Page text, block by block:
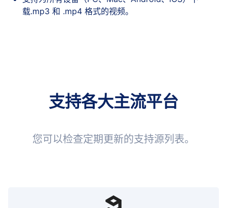
载.mp3 和 .mp4 格式的视频。
支持各大主流平台
您可以检查定期更新的支持源列表。